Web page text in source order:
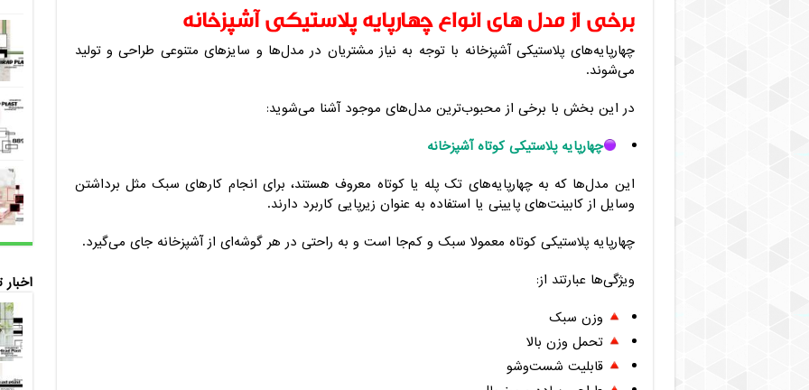
برخی از مدل های انواع چهارپایه پلاستیکی آشپزخانه
چهارپایه‌های پلاستیکی آشپزخانه با توجه به نیاز مشتریان در مدل‌ها و سایزهای متنوعی طراحی و تولید
می‌شوند.
در این بخش با برخی از محبوب‌ترین مدل‌های موجود آشنا می‌شوید:
چهارپایه پلاستیکی کوتاه آشپزخانه
این مدل‌ها که به چهارپایه‌های تک پله یا کوتاه معروف هستند، برای انجام کارهای سبک مثل برداشتن
وسایل از کابینت‌های پایینی یا استفاده به عنوان زیرپایی کاربرد دارند.
چهارپایه پلاستیکی کوتاه معمولا سبک و کم‌جا است و به راحتی در هر گوشه‌ای از آشپزخانه جای می‌گیرد.
ویژگی‌ها عبارتند از:
وزن سبک
تحمل وزن بالا
قابلیت شست‌وشو